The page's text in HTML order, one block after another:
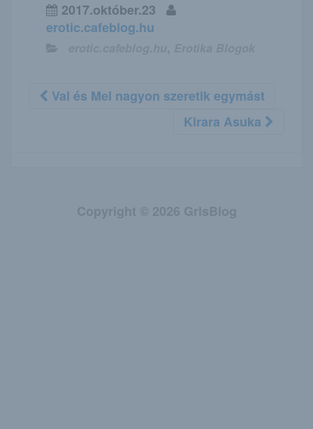
2017.október.23
erotic.cafeblog.hu
,
Val és Mel nagyon szeretik egymást
Kirara Asuka